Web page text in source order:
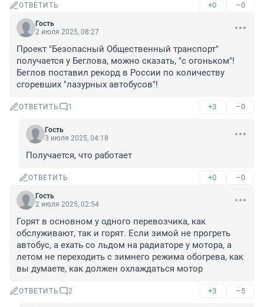
ОТВЕТИТЬ +0 –0
Гость
2 июля 2025, 08:27
Проект "Безопасный Общественный транспорт"
получается у Беглова, можно сказать, "с огоньком"!
Беглов поставил рекорд в России по количеству
сгоревших "лазурных автобусов"!
ОТВЕТИТЬ 1 +3 –0
Гость
3 июля 2025, 04:18
Получается, что работает
ОТВЕТИТЬ +0 –0
Гость
2 июля 2025, 02:54
Горят в основном у одного перевозчика, как
обслуживают, так и горят. Если зимой не прогреть
автобус, а ехать со льдом на радиаторе у мотора, а
летом не переходить с зимнего режима обогрева, как
вы думаете, как должен охлаждаться мотор
ОТВЕТИТЬ 2 +3 –5